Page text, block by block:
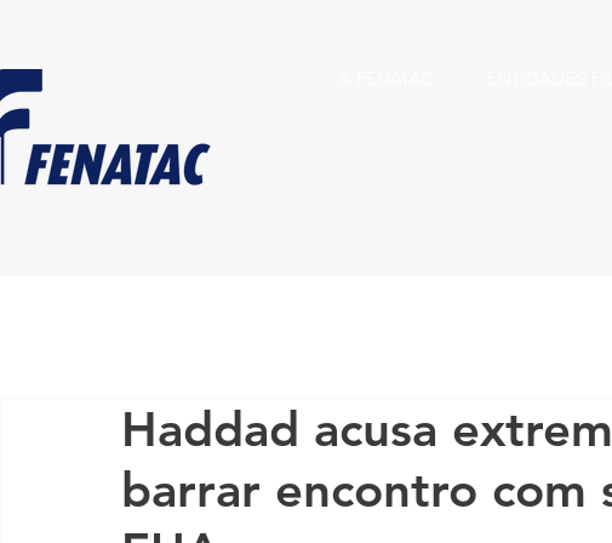
Haddad acusa
barrar encontro com